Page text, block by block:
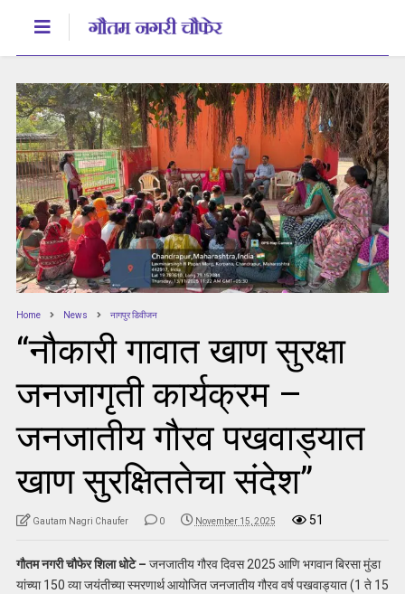
Home News नागपुर डिवीजन
“नौकारी गावात खाण सुरक्षा
जनजागृती कार्यक्रम –
जनजातीय गौरव पखवाड्यात
खाण सुरक्षिततेचा संदेश”
Gautam Nagri Chaufer 0 November 15, 2025 51
गौतम नगरी चौफेर शिला धोटे – जनजातीय गौरव दिवस 2025 आणि भगवान बिरसा मुंडा
यांच्या 150 व्या जयंतीच्या स्मरणार्थ आयोजित जनजातीय गौरव वर्ष पखवाड्यात (1 ते 15